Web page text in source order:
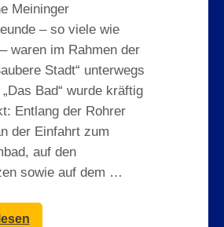
Meininger
– so viele wie
waren im Rahmen der
Stadt“ unterwegs
Bad“ wurde kräftig
Entlang der Rohrer
der Einfahrt zum
auf den
sowie auf dem …